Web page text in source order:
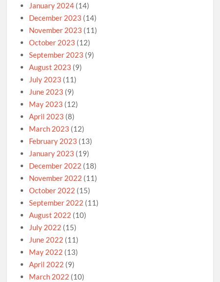
January 2024 (14)
December 2023 (14)
November 2023 (11)
October 2023 (12)
September 2023 (9)
August 2023 (9)
July 2023 (11)
June 2023 (9)
May 2023 (12)
April 2023 (8)
March 2023 (12)
February 2023 (13)
January 2023 (19)
December 2022 (18)
November 2022 (11)
October 2022 (15)
September 2022 (11)
August 2022 (10)
July 2022 (15)
June 2022 (11)
May 2022 (13)
April 2022 (9)
March 2022 (10)